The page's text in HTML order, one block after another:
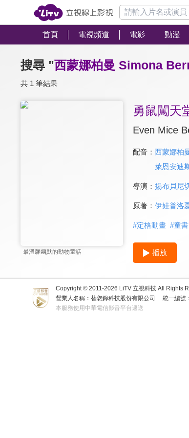
首頁 電視頻道 電影 動漫
搜尋 "西蒙娜柏曼 Simona
共 1 筆結果
最溫馨幽默的動物童話
勇鼠闖天
Even Mice
配音： 西蒙娜柏
萊恩安迪
導演： 揚布貝尼
原著： 伊娃普洛
#定格動畫 #童
播放
Copyright © 2011-2026 LiTV 立視科技 All Rights
營業人名稱：替您錄科技股份有限公司
統一編號
本服務使用中華電信影音平台遞送